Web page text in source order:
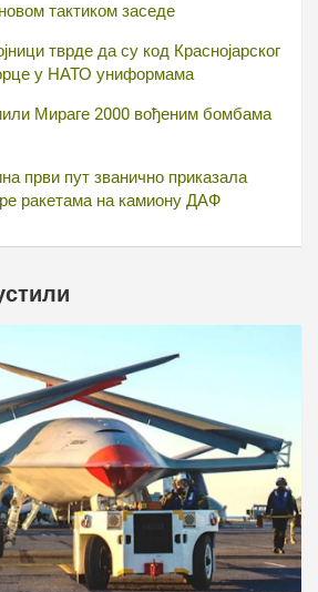
тактиком заседе
тврде да су код Краснојарског
у НАТО униформама
Мираге 2000 вођеним бомбама
први пут званично приказала
ракетама на камиону ДАФ